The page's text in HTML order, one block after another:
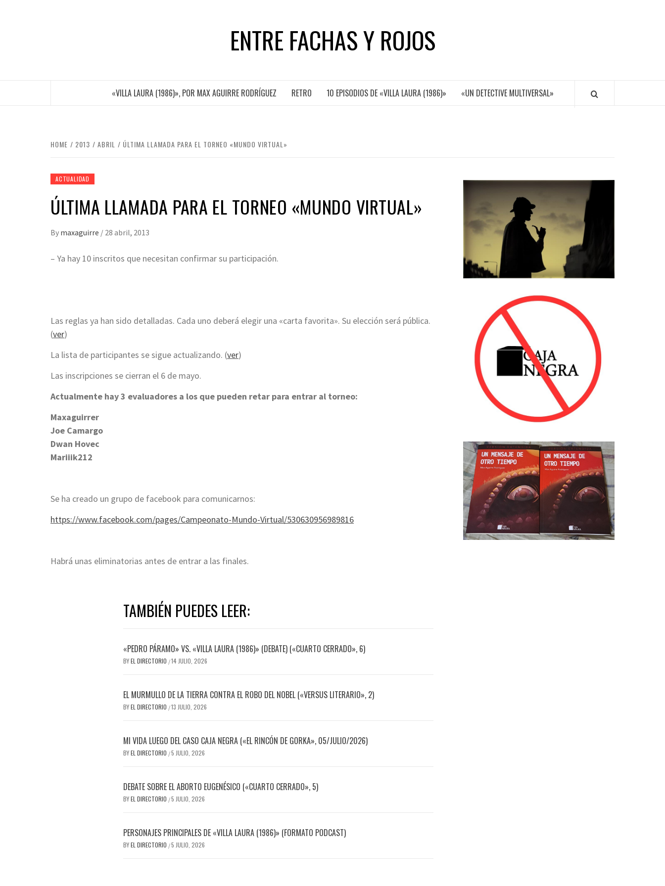
ENTRE FACHAS Y ROJOS
«VILLA LAURA (1986)», POR MAX AGUIRRE RODRÍGUEZ RETRO 10 EPISODIOS DE «VILLA LAURA (1986)» «UN DETECTIVE MULTIVERSAL»
HOME 2013 ABRIL ÚLTIMA LLAMADA PARA EL TORNEO «MUNDO VIRTUAL»
ACTUALIDAD
ÚLTIMA LLAMADA PARA EL TORNEO «MUNDO VIRTUAL»
By maxaguirre / 28 abril, 2013
– Ya hay 10 inscritos que necesitan confirmar su participación.
Las reglas ya han sido detalladas. Cada uno deberá elegir una «carta favorita». Su elección será pública.
(ver)
La lista de participantes se sigue actualizando. (ver)
Las inscripciones se cierran el 6 de mayo.
Actualmente hay 3 evaluadores a los que pueden retar para entrar al torneo:
Maxaguirrer
Joe Camargo
Dwan Hovec
Mariiik212
Se ha creado un grupo de facebook para comunicarnos:
https://www.facebook.com/pages/Campeonato-Mundo-Virtual/530630956989816
Habrá unas eliminatorias antes de entrar a las finales.
TAMBIÉN PUEDES LEER:
«PEDRO PÁRAMO» VS. «VILLA LAURA (1986)» (DEBATE) («CUARTO CERRADO», 6)
BYEL DIRECTORIO /14 JULIO, 2026
EL MURMULLO DE LA TIERRA CONTRA EL ROBO DEL NOBEL («VERSUS LITERARIO», 2)
BYEL DIRECTORIO /13 JULIO, 2026
MI VIDA LUEGO DEL CASO CAJA NEGRA («EL RINCÓN DE GORKA», 05/JULIO/2026)
BYEL DIRECTORIO /5 JULIO, 2026
DEBATE SOBRE EL ABORTO EUGENÉSICO («CUARTO CERRADO», 5)
BYEL DIRECTORIO /5 JULIO, 2026
PERSONAJES PRINCIPALES DE «VILLA LAURA (1986)» (FORMATO PODCAST)
BYEL DIRECTORIO /5 JULIO, 2026